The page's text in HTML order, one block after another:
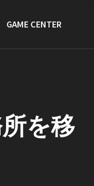
GAME CENTER
を移